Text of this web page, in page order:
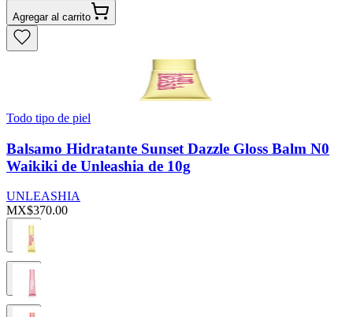
Agregar al carrito
Todo tipo de piel
Balsamo Hidratante Sunset Dazzle Gloss Balm N0
Waikiki de Unleashia de 10g
UNLEASHIA
MX$370.00